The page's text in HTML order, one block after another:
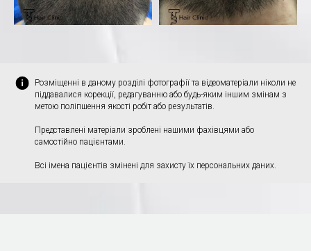
Розміщенні в даному розділі фотографії та відеоматеріали ніколи не
піддавалися корекції, редагуванню або будь-яким іншим змінам з
метою поліпшення якості робіт або результатів.
Представлені матеріали зроблені нашими фахівцями або
самостійно пацієнтами.
Всі імена пацієнтів змінені для захисту їх персональних даних.